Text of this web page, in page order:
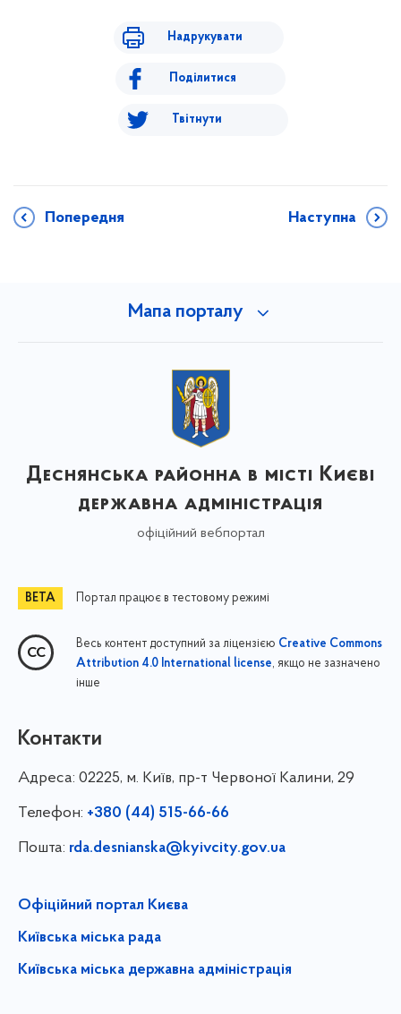
Надрукувати
Поділитися
Твітнути
Попередня Наступна
Мапа порталу
Деснянська районна в місті Києві
державна адміністрація
офіційний вебпортал
Портал працює в тестовому режимі
Весь контент доступний за ліцензією Creative Commons
Attribution 4.0 International license, якщо не зазначено
інше
Контакти
Адреса: 02225, м. Київ, пр-т Червоної Калини, 29
Телефон: +380 (44) 515-66-66
Пошта: rda.desnianska@kyivcity.gov.ua
Офіційний портал Києва
Київська міська рада
Київська міська державна адміністрація